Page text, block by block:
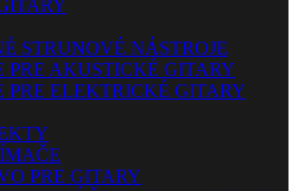
STRUNOVÉ NÁSTROJE
PRE AKUSTICKÉ GITARY
PRE ELEKTRICKÉ GITARY
PRE GITARY